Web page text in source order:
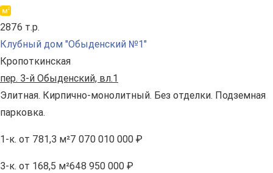
2876 т.р.
Клубный дом "Обыденский №1"
Кропоткинская
пер. 3-й Обыденский, вл.1
Элитная. Кирпично-монолитный. Без отделки. Подземная
парковка.
1-к. от 781,3 м²7 070 010 000 ₽
3-к. от 168,5 м²648 950 000 ₽